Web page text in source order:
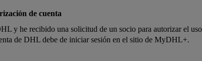
de cuenta
y he recibido una solicitud de un socio para autorizar el
de DHL debe de iniciar sesión en el sitio de MyDHL+.